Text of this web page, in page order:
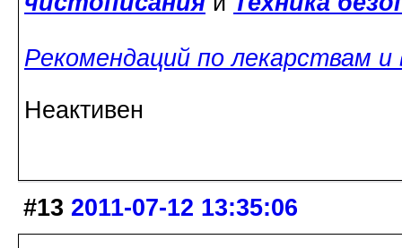
Рекомендаций по лекарствам
Неактивен
#13 2011-07-12 13:35:06